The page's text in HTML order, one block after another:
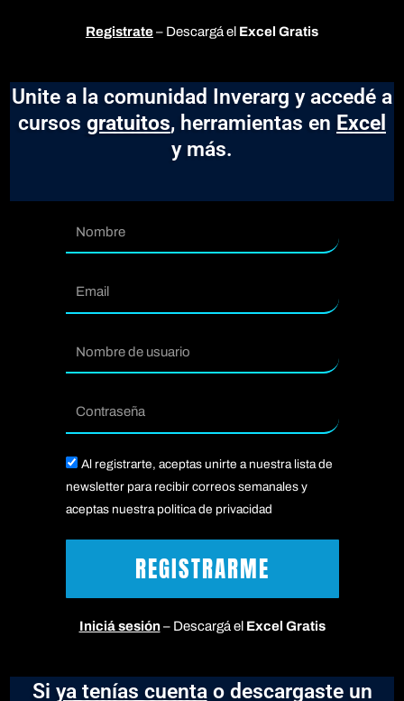
Registrate– Descargá el Excel Gratis
Unite a la comunidad Inverarg y accedé a
cursos gratuitos, herramientas en Excel
y más.
Email
Contraseña
Acepto
Al registrarte, aceptas unirte a nuestra lista de
newsletter para recibir correos semanales y
aceptas nuestra politica de privacidad
REGISTRARME
Iniciá sesión– Descargá el Excel Gratis
Si ya tenías cuentao descargaste un